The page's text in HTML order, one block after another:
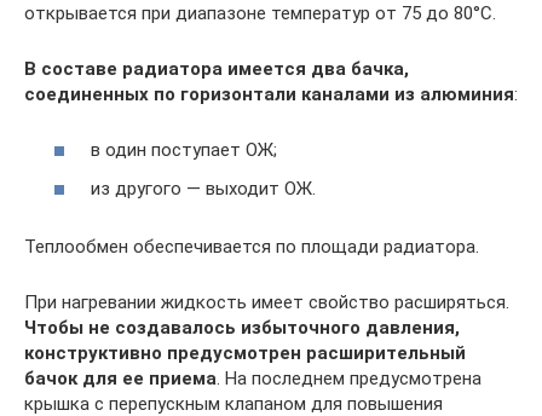
открывается при диапазоне температур от 75 до 80°C.
В составе радиатора имеется два бачка,
соединенных по горизонтали каналами из алюминия:
в один поступает ОЖ;
из другого — выходит ОЖ.
Теплообмен обеспечивается по площади радиатора.
При нагревании жидкость имеет свойство расширяться.
Чтобы не создавалось избыточного давления,
конструктивно предусмотрен расширительный
бачок для ее приема . На последнем предусмотрена
крышка с перепускным клапаном для повышения